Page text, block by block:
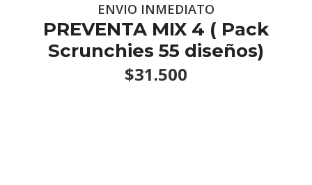
ENVIO INMEDIATO
PREVENTA MIX 4 ( Pack
Scrunchies 55 diseños)
$31.500